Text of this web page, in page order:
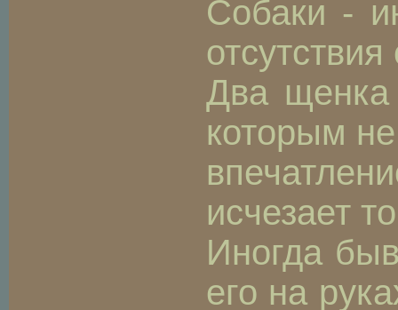
Собаки -
Два щенка
которым
исчезает
Иногда
его на